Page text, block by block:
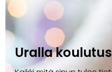
Uralla koulutus